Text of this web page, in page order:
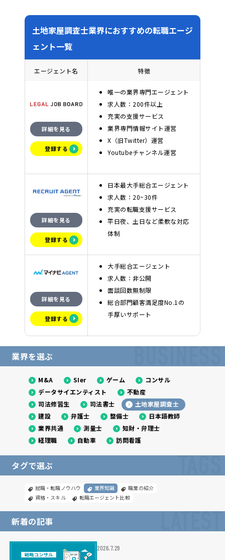
土地家屋調査士業界におすすめの転職エージ
ェント一覧
エージェント名 特徴
詳細を見る
登録する
唯一の業界専門エージェント
求人数：200件以上
充実の支援サービス
業界専門情報サイト運営
X（旧Twitter）運営
Youtubeチャンネル運営
詳細を見る
登録する
日本最大手総合エージェント
求人数：20~30件
充実の転職支援サービス
平日夜、土日など柔軟な対応
体制
詳細を見る
登録する
大手総合エージェント
求人数：非公開
面談回数無制限
総合部門顧客満足度No.1の
手厚いサポート
業界を選ぶ BUSINESS
M&A SIer ゲーム
コンサル
データサイエンティスト
不動産
司法修習生
司法書士
土地家屋調査士
建設
弁護士 整備士
日本語教師
業界共通
測量士
知財・弁理士
経理職
自動車 訪問看護
タグで選ぶ TAGS
就職・転職ノウハウ 業界知識
職業の紹介
資格・スキル
転職エージェント比較
新着の記事 LATEST
2026.7.29